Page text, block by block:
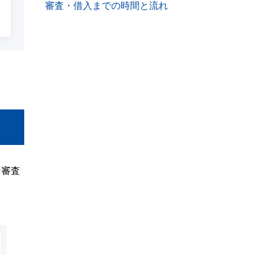
査
審査・借入までの時間と流れ